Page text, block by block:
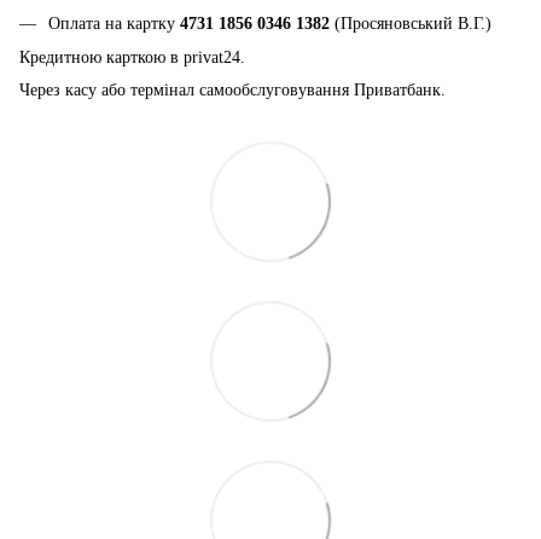
Оплата на картку 4731 1856 0346 1382 (Просяновський В.Г.)
Кредитною карткою в privat24.
Через касу або термінал самообслуговування Приватбанк.